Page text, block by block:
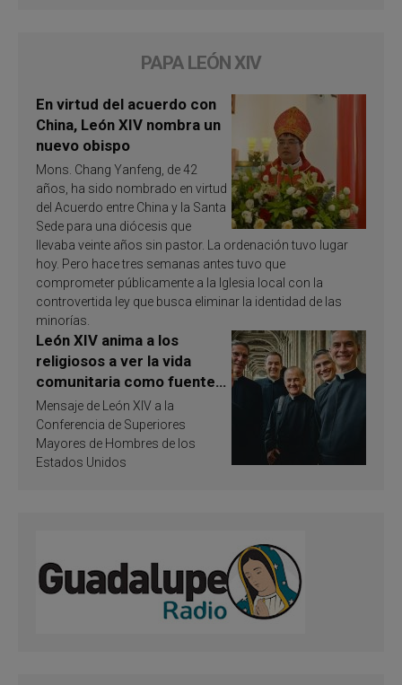
PAPA LEÓN XIV
En virtud del acuerdo con
China, León XIV nombra un
nuevo obispo
Mons. Chang Yanfeng, de 42
años, ha sido nombrado en virtud
del Acuerdo entre China y la Santa
Sede para una diócesis que
llevaba veinte años sin pastor. La ordenación tuvo lugar
hoy. Pero hace tres semanas antes tuvo que
comprometer públicamente a la Iglesia local con la
controvertida ley que busca eliminar la identidad de las
minorías.
León XIV anima a los
religiosos a ver la vida
comunitaria como fuente
de inspiración y
santificación
Mensaje de León XIV a la
Conferencia de Superiores
Mayores de Hombres de los
Estados Unidos